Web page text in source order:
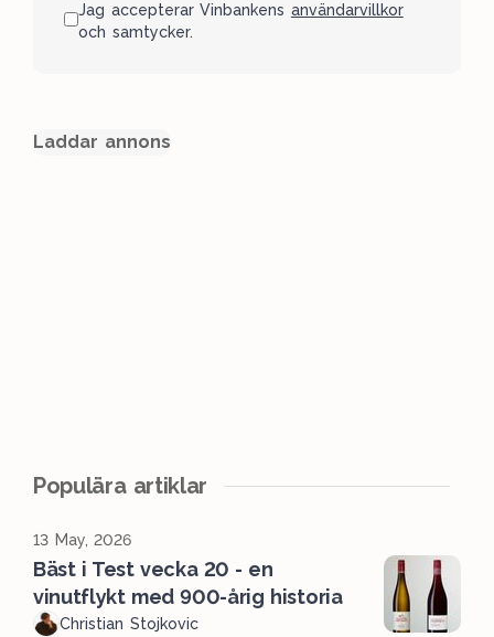
Jag accepterar Vinbankens användarvillkor
och samtycker.
Laddar annons
Populära artiklar
13 May, 2026
Bäst i Test vecka 20 - en
vinutflykt med 900-årig historia
Christian Stojkovic